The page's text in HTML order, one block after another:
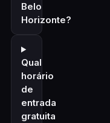
Belo
Horizonte?
Qual
horário
de
entrada
gratuita